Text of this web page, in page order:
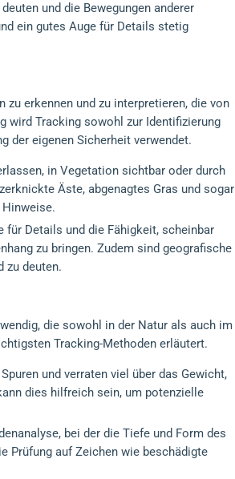
und die Bewegungen anderer
ein gutes Auge für Details stetig
erkennen und zu interpretieren, die von
wird Tracking sowohl zur Identifizierung
der eigenen Sicherheit verwendet.
in Vegetation sichtbar oder durch
Äste, abgenagtes Gras und sogar
für Details und die Fähigkeit, scheinbar
zu bringen. Zudem sind geografische
zu deuten.
die sowohl in der Natur als auch im
Tracking-Methoden erläutert.
und verraten viel über das Gewicht,
dies hilfreich sein, um potenzielle
bei der die Tiefe und Form des
Prüfung auf Zeichen wie beschädigte